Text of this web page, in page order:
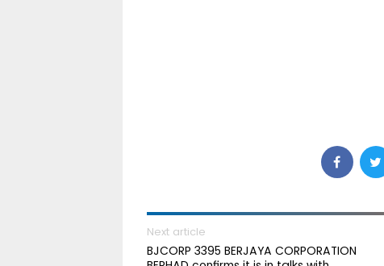
Next article
BJCORP 3395 BERJAYA CORPORATION